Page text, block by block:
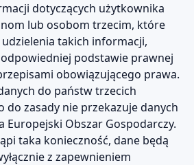
dotyczących użytkownika
lub osobom trzecim, które
udzielenia takich informacji,
podstawie prawnej
obowiązującego prawa.
do państw trzecich
do zasady nie przekazuje danych
Europejski Obszar Gospodarczy.
taka konieczność, dane będą
z zapewnieniem